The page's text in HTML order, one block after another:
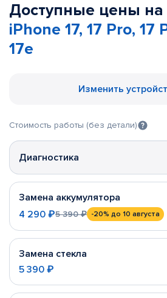
Доступные цены на
iPhone 17, 17 Pro, 17
17e
Изменить
Стоимость работы (без детали)
Диагностика
Замена аккумулятора
4 290 ₽5 390 ₽ -20% до 10 августа
Замена стекла
5 390 ₽